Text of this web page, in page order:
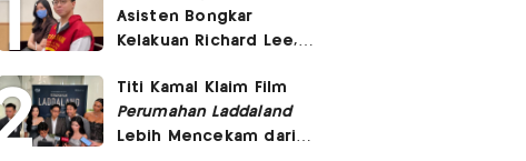
Asisten Bongkar
Kelakuan Richard Lee,
Vicky Prasetyo
Titi Kamal Klaim Film
Perumahan Laddaland
Lebih Mencekam dari